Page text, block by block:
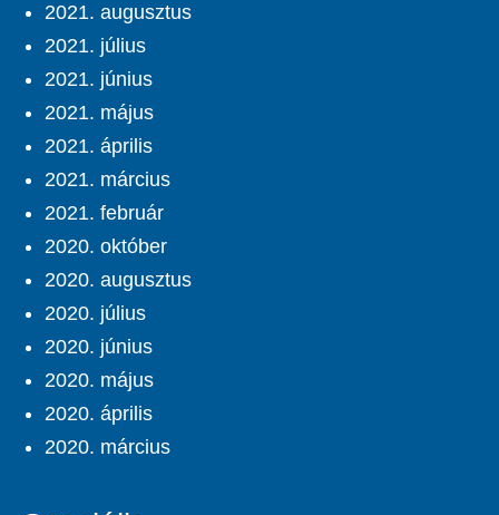
2021. augusztus
2021. július
2021. június
2021. május
2021. április
2021. március
2021. február
2020. október
2020. augusztus
2020. július
2020. június
2020. május
2020. április
2020. március